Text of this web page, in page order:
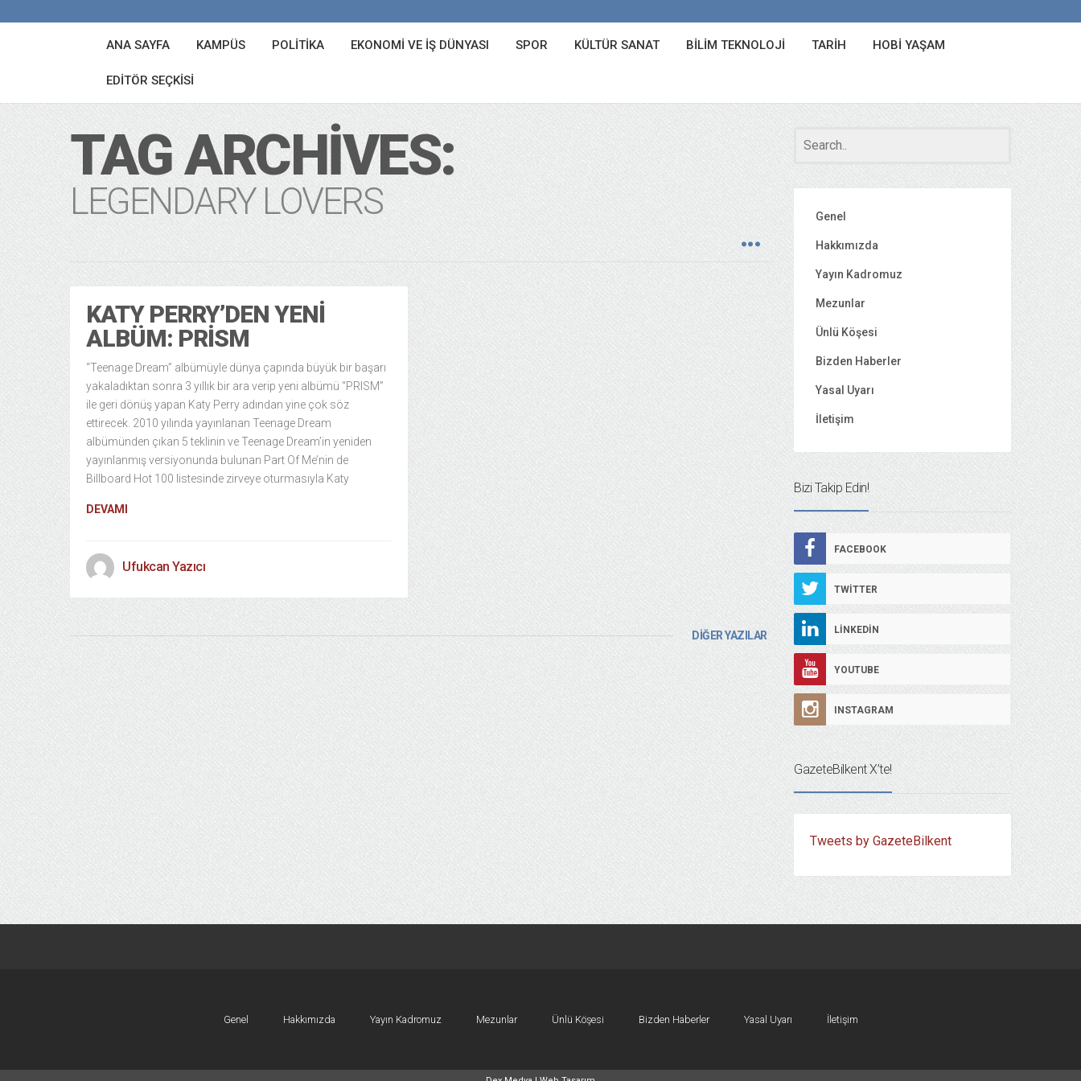
ANA SAYFA KAMPÜS POLITIKA EKONOMI VE İŞ DÜNYASI SPOR KÜLTÜR SANAT BILIM TEKNOLOJI TARIH HOBI YAŞAM
EDITÖR SEÇKISI
TAG ARCHIVES:
LEGENDARY LOVERS
KATY PERRY’DEN YENI
ALBÜM: PRISM
“Teenage Dream” albümüyle dünya çapında büyük bir başarı
yakaladıktan sonra 3 yıllık bir ara verip yeni albümü “PRISM”
ile geri dönüş yapan Katy Perry adından yine çok söz
ettirecek. 2010 yılında yayınlanan Teenage Dream
albümünden çıkan 5 teklinin ve Teenage Dream’in yeniden
yayınlanmış versiyonunda bulunan Part Of Me’nin de
Billboard Hot 100 listesinde zirveye oturmasıyla Katy
DEVAMI
Ufukcan Yazıcı
DİĞER YAZILAR
Genel
Hakkımızda
Yayın Kadromuz
Mezunlar
Ünlü Köşesi
Bizden Haberler
Yasal Uyarı
İletişim
Bizi Takip Edin!
FACEBOOK
TWITTER
LINKEDIN
YOUTUBE
INSTAGRAM
GazeteBilkent X’te!
Tweets by GazeteBilkent
Genel Hakkımızda Yayın Kadromuz Mezunlar Ünlü Köşesi Bizden Haberler Yasal Uyarı İletişim